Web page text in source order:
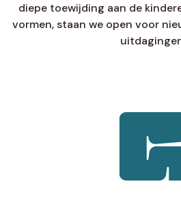
diepe toewijding aan de
vormen, staan we open voor